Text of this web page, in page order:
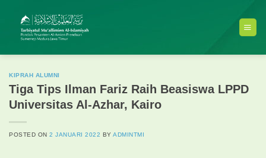
content
KIPRAH ALUMNI
Tiga Tips Ilman Fariz Raih Beasiswa LPPD
Universitas Al-Azhar, Kairo
POSTED ON2 JANUARI 2022 BYADMINTMI